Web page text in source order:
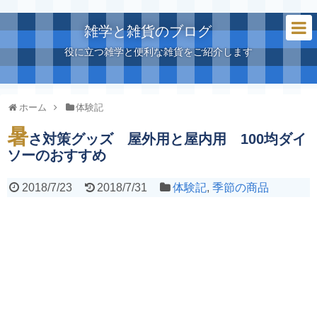
雑学と雑貨のブログ
役に立つ雑学と便利な雑貨をご紹介します
ホーム 体験記
暑さ対策グッズ 屋外用と屋内用 100均ダイ
ソーのおすすめ
2018/7/23 2018/7/31 体験記,季節の商品